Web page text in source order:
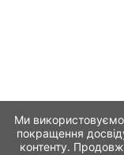
Ми
покращення
контенту.